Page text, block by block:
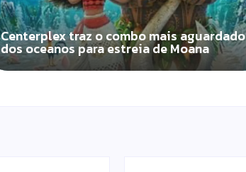
Centerplex traz o combo mais aguardado
dos oceanos para estreia de Moana